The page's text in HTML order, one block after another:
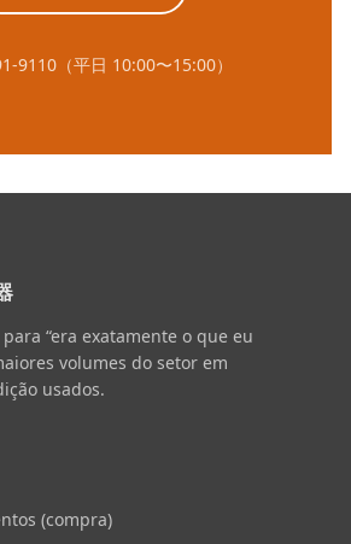
9110（平日 10:00〜15:00）
“era exatamente o que eu
volumes do setor em
usados.
(compra)